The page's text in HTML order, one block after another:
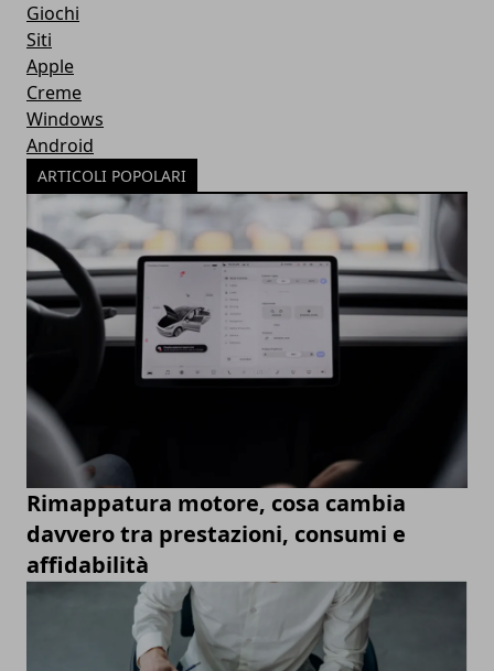
Giochi
Siti
Apple
Creme
Windows
Android
ARTICOLI POPOLARI
Rimappatura motore, cosa cambia
davvero tra prestazioni, consumi e
affidabilità